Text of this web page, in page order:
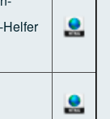
Helfer